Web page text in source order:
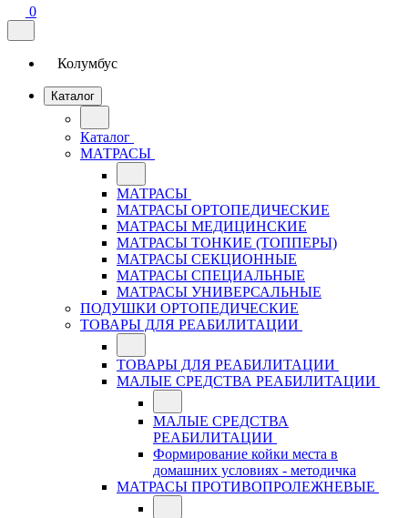
0
Колумбус
Каталог
Каталог
МАТРАСЫ
МАТРАСЫ
МАТРАСЫ ОРТОПЕДИЧЕСКИЕ
МАТРАСЫ МЕДИЦИНСКИЕ
МАТРАСЫ ТОНКИЕ (ТОППЕРЫ)
МАТРАСЫ СЕКЦИОННЫЕ
МАТРАСЫ СПЕЦИАЛЬНЫЕ
МАТРАСЫ УНИВЕРСАЛЬНЫЕ
ПОДУШКИ ОРТОПЕДИЧЕСКИЕ
ТОВАРЫ ДЛЯ РЕАБИЛИТАЦИИ
ТОВАРЫ ДЛЯ РЕАБИЛИТАЦИИ
МАЛЫЕ СРЕДСТВА РЕАБИЛИТАЦИИ
МАЛЫЕ СРЕДСТВА
РЕАБИЛИТАЦИИ
Формирование койки места в
домашних условиях - методичка
МАТРАСЫ ПРОТИВОПРОЛЕЖНЕВЫЕ